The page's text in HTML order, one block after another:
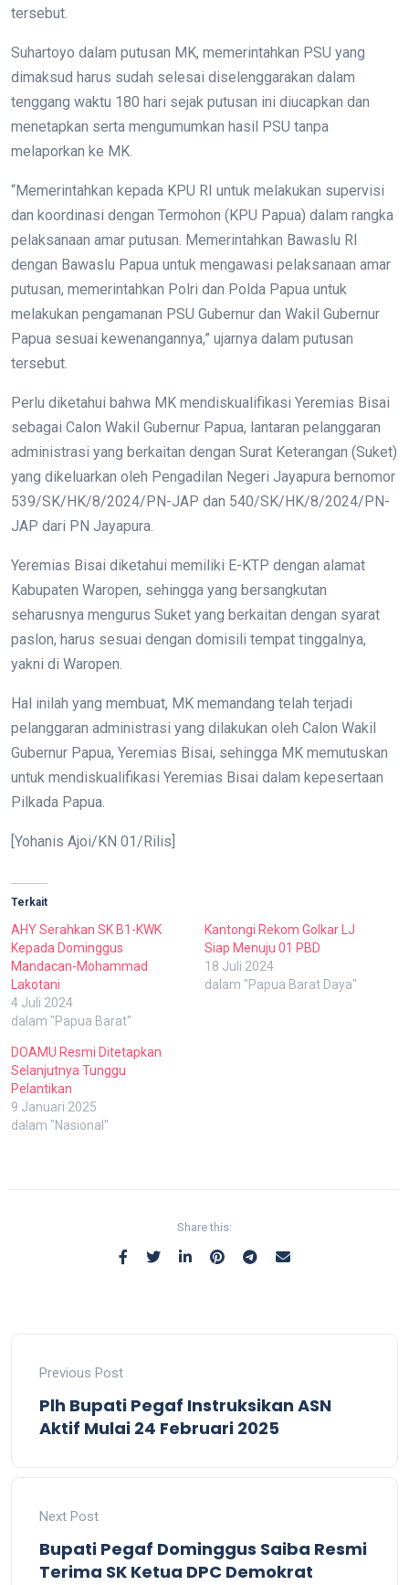
tersebut.
Suhartoyo dalam putusan MK, memerintahkan PSU yang
dimaksud harus sudah selesai diselenggarakan dalam
tenggang waktu 180 hari sejak putusan ini diucapkan dan
menetapkan serta mengumumkan hasil PSU tanpa
melaporkan ke MK.
“Memerintahkan kepada KPU RI untuk melakukan supervisi
dan koordinasi dengan Termohon (KPU Papua) dalam rangka
pelaksanaan amar putusan. Memerintahkan Bawaslu RI
dengan Bawaslu Papua untuk mengawasi pelaksanaan amar
putusan, memerintahkan Polri dan Polda Papua untuk
melakukan pengamanan PSU Gubernur dan Wakil Gubernur
Papua sesuai kewenangannya,” ujarnya dalam putusan
tersebut.
Perlu diketahui bahwa MK mendiskualifikasi Yeremias Bisai
sebagai Calon Wakil Gubernur Papua, lantaran pelanggaran
administrasi yang berkaitan dengan Surat Keterangan (Suket)
yang dikeluarkan oleh Pengadilan Negeri Jayapura bernomor
539/SK/HK/8/2024/PN-JAP dan 540/SK/HK/8/2024/PN-
JAP dari PN Jayapura.
Yeremias Bisai diketahui memiliki E-KTP dengan alamat
Kabupaten Waropen, sehingga yang bersangkutan
seharusnya mengurus Suket yang berkaitan dengan syarat
paslon, harus sesuai dengan domisili tempat tinggalnya,
yakni di Waropen.
Hal inilah yang membuat, MK memandang telah terjadi
pelanggaran administrasi yang dilakukan oleh Calon Wakil
Gubernur Papua, Yeremias Bisai, sehingga MK memutuskan
untuk mendiskualifikasi Yeremias Bisai dalam kepesertaan
Pilkada Papua.
[Yohanis Ajoi/KN 01/Rilis]
Terkait
AHY Serahkan SK B1-KWK
Kepada Dominggus
Mandacan-Mohammad
Lakotani
4 Juli 2024
dalam "Papua Barat"
Kantongi Rekom Golkar LJ
Siap Menuju 01 PBD
18 Juli 2024
dalam "Papua Barat Daya"
DOAMU Resmi Ditetapkan
Selanjutnya Tunggu
Pelantikan
9 Januari 2025
dalam "Nasional"
Share this:
Previous Post
Plh Bupati Pegaf Instruksikan ASN
Aktif Mulai 24 Februari 2025
Next Post
Bupati Pegaf Dominggus Saiba Resmi
Terima SK Ketua DPC Demokrat